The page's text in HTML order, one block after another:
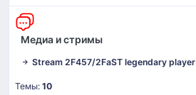
Медиа и стримы
Stream 2F457/2FaST legendary
Темы: 10